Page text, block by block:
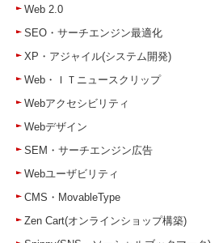
Web 2.0
SEO・サーチエンジン最適化
XP・アジャイル(システム開発)
Web・ＩＴニュースクリップ
Webアクセシビリティ
Webデザイン
SEM・サーチエンジン広告
Webユーザビリティ
CMS・MovableType
Zen Cart(オンラインショップ構築)